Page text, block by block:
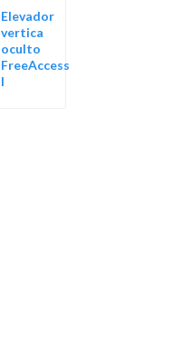
Elevador
vertica
oculto
FreeAccess
I